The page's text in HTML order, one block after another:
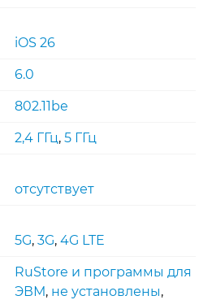
iOS 26
6.0
802.11be
2,4 ГГц, 5 ГГц
отсутствует
5G, 3G, 4G LTE
RuStore и программы для
ЭВМ, не установлены,